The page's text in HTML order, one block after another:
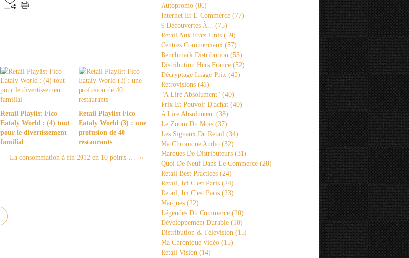
Retail Playlist Fico
Eataly World : (4) tout
pour le divertissement
familial
Retail Playlist Fico
Eataly World (3) : une
profusion de 40
restaurants
La consommation à fin 2012 en 10 points (1)
Autopromo (80)
Internet Et E-Commerce (77)
9 Découvertes À... (75)
Retail Aux Etats-Unis (59)
Centres Commerciaux (57)
Benchmark Distribution (53)
Distribution Hors France (52)
Décryptage Image-Prix (43)
Retrovisions (41)
"a Lire Absolument" (40)
Prix Et Pouvoir D'achat (40)
A Lire Absolument (38)
Le Zoom Du Mois (37)
Les Signaux Du Retail (34)
Ma Chronique Audio (32)
Marques De Distributeurs (31)
Quoi De Neuf Dans Le Commerce (28)
Retail Best Practices (24)
Retail, Ici C'est Paris (24)
Retail, Ici C'est Paris (23)
Marques (22)
Légendes Du Commerce (20)
Développement Durable (18)
Distribution & Télevision (15)
Ma Chronique Vidéo (15)
Retail Vision (14)